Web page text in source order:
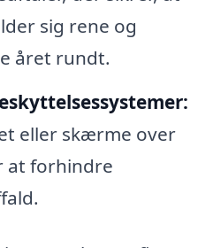
sig rene og
året rundt.
eller skærme over
at forhindre